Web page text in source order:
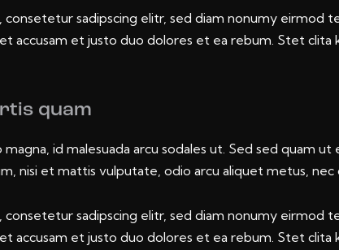
sadipscing elitr, sed diam nonumy eirmod
accusam et justo duo dolores et ea rebum. Stet
quam
id malesuada arcu sodales ut. Sed sed quam
nisi et mattis vulputate, odio arcu aliquet metus, nec
sadipscing elitr, sed diam nonumy eirmod
accusam et justo duo dolores et ea rebum. Stet